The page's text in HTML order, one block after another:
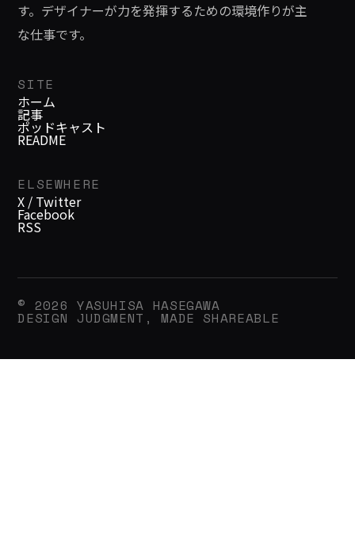
す。デザイナーが力を発揮するための環境作りが主
な仕事です。
SITE
ホーム
記事
ポッドキャスト
README
ELSEWHERE
X / Twitter
Facebook
RSS
© 2026 YASUHISA HASEGAWA
DESIGN JUDGMENT, MADE SHAREABLE